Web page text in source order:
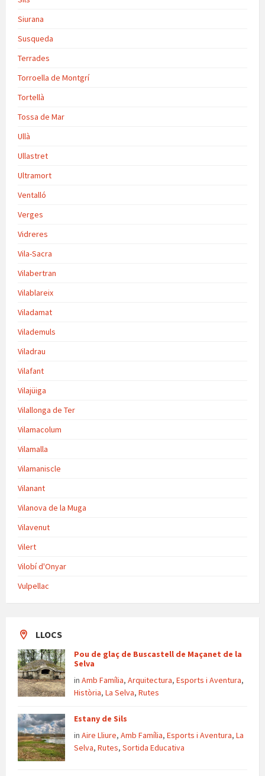
Siurana
Susqueda
Terrades
Torroella de Montgrí
Tortellà
Tossa de Mar
Ullà
Ullastret
Ultramort
Ventalló
Verges
Vidreres
Vila-Sacra
Vilabertran
Vilablareix
Viladamat
Vilademuls
Viladrau
Vilafant
Vilajüiga
Vilallonga de Ter
Vilamacolum
Vilamalla
Vilamaniscle
Vilanant
Vilanova de la Muga
Vilavenut
Vilert
Vilobí d'Onyar
Vulpellac
LLOCS
Pou de glaç de Buscastell de Maçanet de la
Selva
in Amb Família, Arquitectura, Esports i Aventura,
Història, La Selva, Rutes
Estany de Sils
in Aire Lliure, Amb Família, Esports i Aventura, La
Selva, Rutes, Sortida Educativa